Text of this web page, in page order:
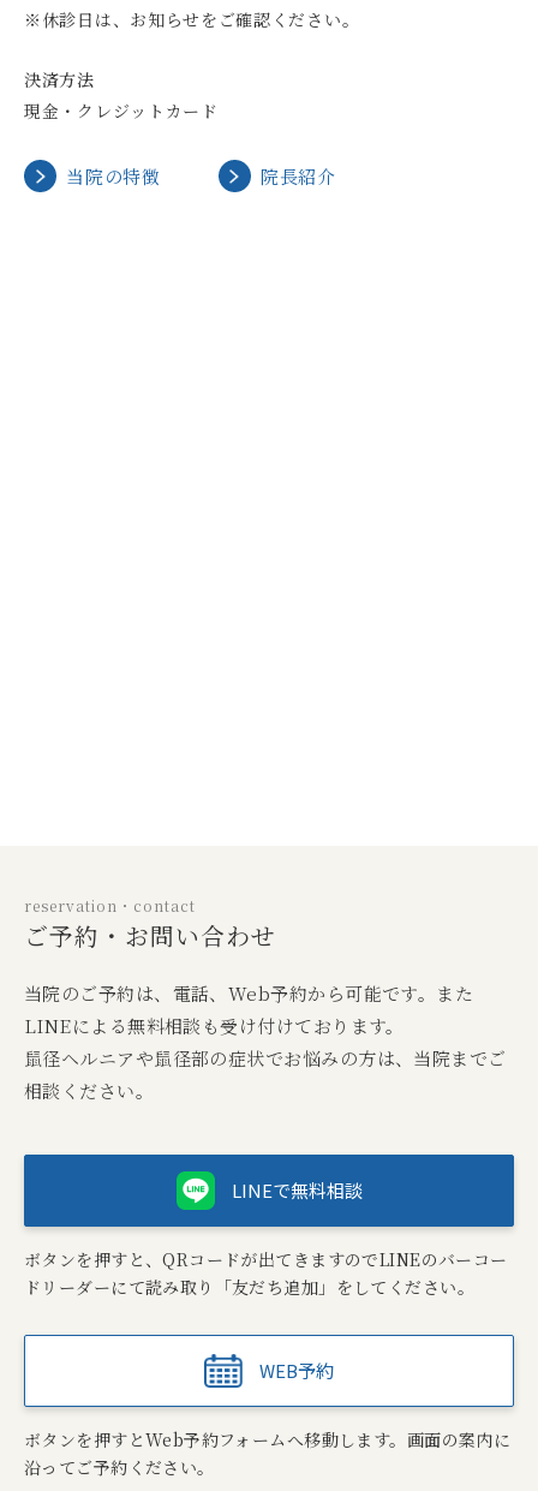
※休診日は、お知らせをご確認ください。
決済方法
現金・クレジットカード
当院の特徴 院長紹介
reservation・contact
ご予約・お問い合わせ
当院のご予約は、電話、Web予約から可能です。また
LINEによる無料相談も受け付けております。
鼠径ヘルニアや鼠径部の症状でお悩みの方は、当院までご
相談ください。
WEB予約
ボタンを押すとWeb予約フォームへ移動します。画面の案内に
沿ってご予約ください。
LINEで無料相談
ボタンを押すと、QRコードが出てきますのでLINEのバーコー
ドリーダーにて読み取り「友だち追加」をしてください。